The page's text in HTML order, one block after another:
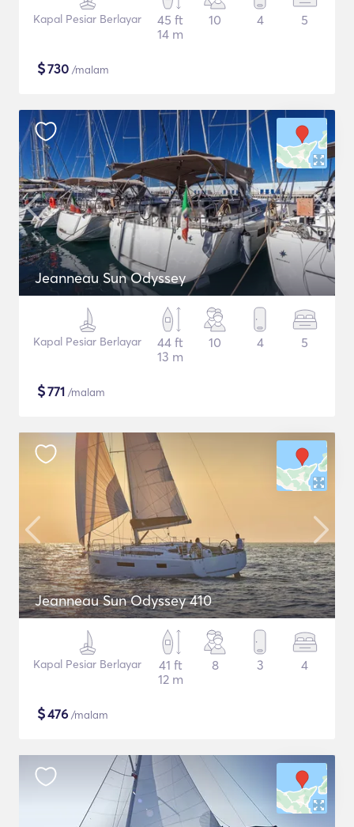
Kapal Pesiar Berlayar
45 ft
14 m
10 4 5
$730 /malam
Jeanneau Sun Odyssey
Kapal Pesiar Berlayar
44 ft
13 m
10 4 5
$771 /malam
Jeanneau Sun Odyssey 410
Kapal Pesiar Berlayar
41 ft
12 m
8 3 4
$476 /malam